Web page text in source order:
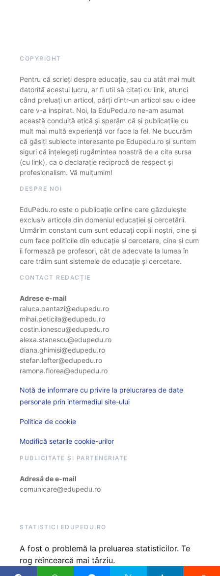
COPYRIGHT
Pentru că scrieți despre educație, sau cu atât mai mult
datorită acestui lucru, ar fi util să citați cu link, atunci
când preluați un articol, părți dintr-un articol sau o idee
care v-a inspirat. Noi, la EduPedu.ro ne-am asumat
această conduită etică și sperăm că și publicațiile cu
mult mai multă experiență vor face la fel. Ne bucurăm
că găsiți subiecte interesante pe Edupedu.ro și suntem
siguri că înțelegeți rugămintea noastră de a cita sursa
(cu link), ca o declarație reciprocă de respect și
profesionalism. Vă mulțumim!
DESPRE NOI
EduPedu.ro este o publicație online care găzduiește
exclusiv articole din domeniul educației și cercetării.
Urmărim constant cum sunt educați copiii noștri, cine și
cum face politicile din educație și cercetare, cine și cum
îi formează pe profesori, cât de adecvate la lumea în
care trăim sunt sistemele de educație și cercetare.
CONTACT REDACȚIE
Adrese e-mail
raluca.pantazi@edupedu.ro
mihai.peticila@edupedu.ro
costin.ionescu@edupedu.ro
alexa.stanescu@edupedu.ro
diana.ghimisi@edupedu.ro
stefan.lefter@edupedu.ro
ramona.florea@edupedu.ro
Notă de informare cu privire la prelucrarea de date
personale prin intermediul site-ului
Politica de cookie
Modifică setarile cookie-urilor
PUBLICITATE ȘI PARTENERIATE
Adresă de e-mail
comunicare@edupedu.ro
STATISTICI EDUPEDU.RO
A fost o problemă la preluarea statisticilor. Te
rog reîncearcă mai târziu.